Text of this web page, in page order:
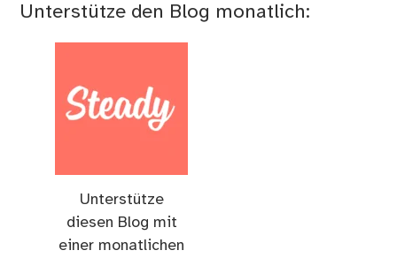
Unterstütze den Blog monatlich:
Unterstütze
diesen Blog mit
einer monatlichen